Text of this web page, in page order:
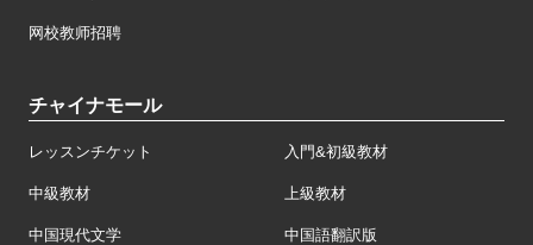
网校教师招聘
チャイナモール
レッスンチケット 入門&初級教材
中級教材 上級教材
中国現代文学 中国語翻訳版